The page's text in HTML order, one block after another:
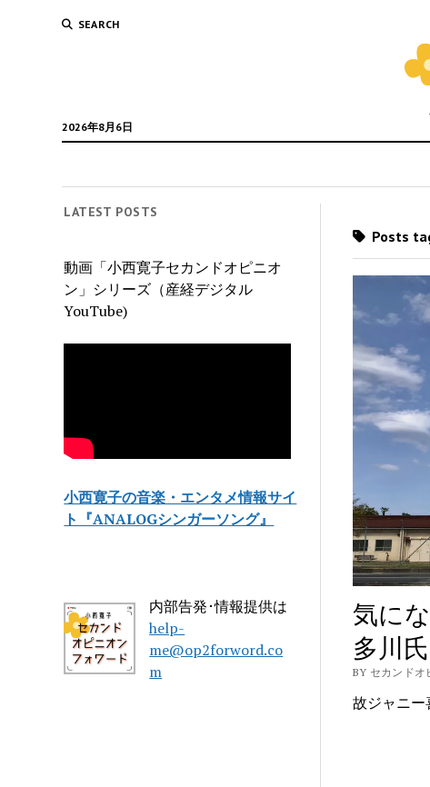
SEARCH
2026年8月6日
LATEST POSTS
動画「小西寛子セカンドオピニオ
ン」シリーズ（産経デジタル
YouTube)
小西寛子の音楽・エンタメ情報サイ
ト『ANALOGシンガーソング』
内部告発･情報提供は
help-
me@op2forword.co
m
Posts
気に
多川
BY セカンドオ
故ジャニ